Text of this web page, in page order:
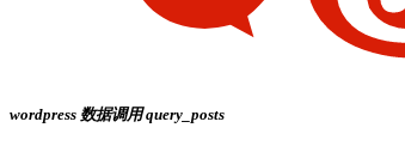
wordpress 数据调用 query_posts